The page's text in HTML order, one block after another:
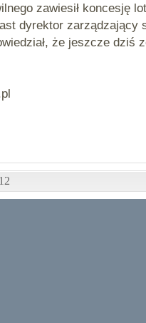
zawiesił koncesję
dyrektor zarządzający
że jeszcze dziś